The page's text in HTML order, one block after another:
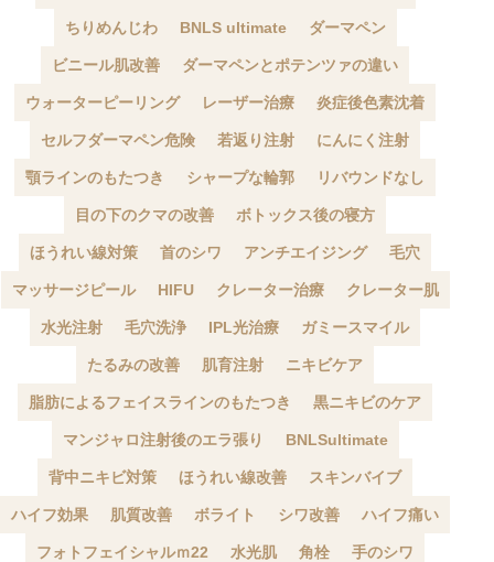
ちりめんじわ BNLS ultimate ダーマペン
ビニール肌改善 ダーマペンとポテンツァの違い
ウォーターピーリング レーザー治療 炎症後色素沈着
セルフダーマペン危険 若返り注射 にんにく注射
顎ラインのもたつき シャープな輪郭 リバウンドなし
目の下のクマの改善 ボトックス後の寝方
ほうれい線対策 首のシワ アンチエイジング 毛穴
マッサージピール HIFU クレーター治療 クレーター肌
水光注射 毛穴洗浄 IPL光治療 ガミースマイル
たるみの改善 肌育注射 ニキビケア
脂肪によるフェイスラインのもたつき 黒ニキビのケア
マンジャロ注射後のエラ張り BNLSultimate
背中ニキビ対策 ほうれい線改善 スキンバイブ
ハイフ効果 肌質改善 ボライト シワ改善 ハイフ痛い
フォトフェイシャルｍ22 水光肌 角栓 手のシワ